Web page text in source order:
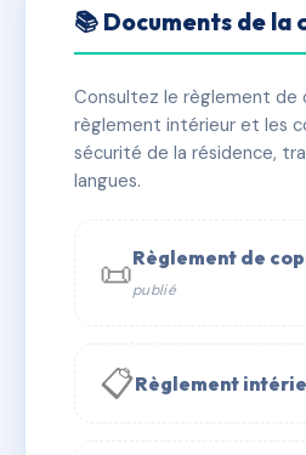
81 rue François
✓ Immatriculée 🏠 16 lots
📞 Contacter Syndic Digital
📚 Documents de
Consultez le règlement de
règlement intérieur et les
sécurité de la résidence,
langues.
📜Règlement de
publié
📋Règlement